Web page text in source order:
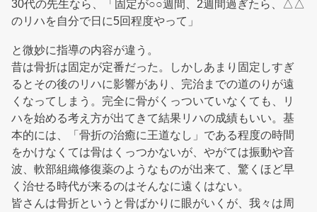
30代の先生なら、「固定が○○週間、2週間過ぎたら、△△
のリハを自分で日に5回程度やって」
と微妙に指導の内容が違う。
昔は骨折は固定が定番だった。しかしあまり固定しすぎ
るとその後のリハに影響があり、完治までの道のりが遠
くなってしまう。完全に骨がくっついていなくても、リ
ハを始める考え方が出てきて結果リハの成績もいい。基
本的には、「骨折の治癒に王道なし」である程度の時間
をかけなくては骨はくっつかないが、やがては振動や音
波、軟部組織修復薬のようなものが出来て、驚くほど早
く治せる時代が来るのはそんなに遠くはない。
皆さんは骨折というと骨ばかりに眼がいくが、我々は周